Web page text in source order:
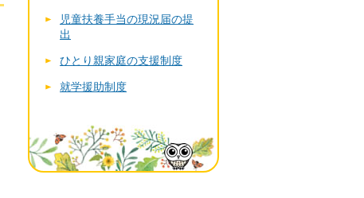
児童扶養手当の現況届の提
出
ひとり親家庭の支援制度
就学援助制度